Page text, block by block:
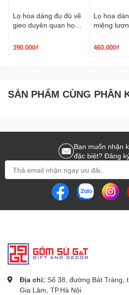
Lọ hoa dáng đu đủ vẽ
gieo duyên quan họ
390.000₫
Lọ hoa
miệng
460.000₫
SẢN PHẨM CÙNG PHÂN
Bạn muốn nhận
đặc biệt? Đăng
Địa chỉ: Số 38, đường Bát Tràng,
Gia Lâm, TP.Hà Nội